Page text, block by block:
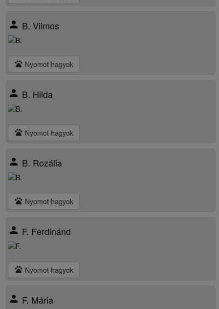
person B. Vilmos
pets Nyomot hagyok
person B. Hilda
pets Nyomot hagyok
person B. Rozália
pets Nyomot hagyok
person F. Ferdinánd
pets Nyomot hagyok
person F. Mária